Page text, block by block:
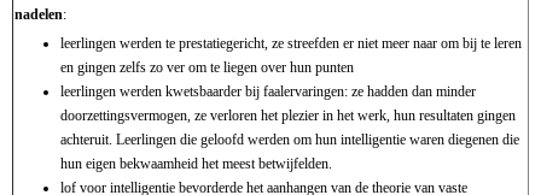
nadelen:
leerlingen werden te prestatiegericht, ze streefden er niet meer naar om bij te leren
en gingen zelfs zo ver om te liegen over hun punten
leerlingen werden kwetsbaarder bij faalervaringen: ze hadden dan minder
doorzettingsvermogen, ze verloren het plezier in het werk, hun resultaten gingen
achteruit. Leerlingen die geloofd werden om hun intelligentie waren diegenen die
hun eigen bekwaamheid het meest betwijfelden.
lof voor intelligentie bevorderde het aanhangen van de theorie van vaste